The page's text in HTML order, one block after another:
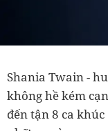
Shania Twain -
không hề kém
đến tận 8 ca